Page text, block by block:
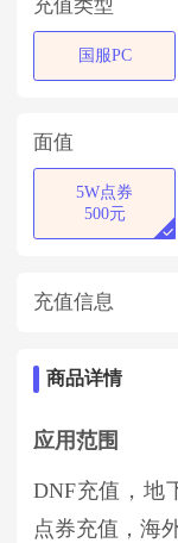
充值类型
国服PC
面值
5W点券
500元
充值信息
商品详情
应用范围
DNF充值，地
点券充值，海